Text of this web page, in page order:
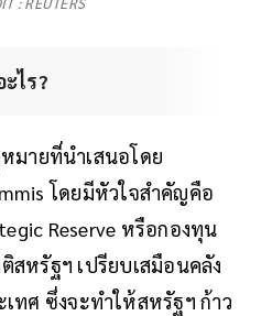
ไร?
มายที่นำเสนอโดย
โดยมีหัวใจสำคัญคือ
Reserve หรือกองทุน
สหรัฐฯ เปรียบเสมือนคลัง
เทศ ซึ่งจะทำให้สหรัฐฯ ก้าว